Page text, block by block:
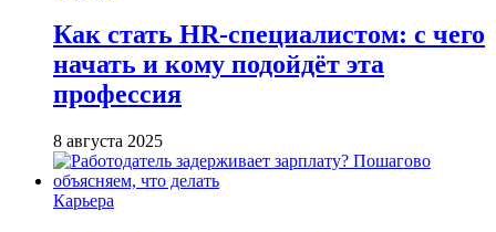
Как стать HR-специалистом: с чего
начать и кому подойдёт эта
профессия
8 августа 2025
Карьера